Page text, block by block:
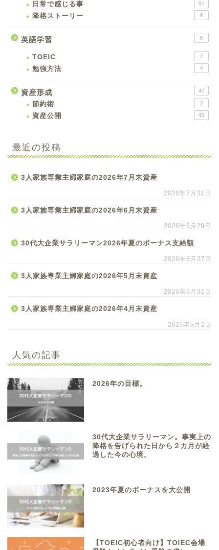
日常で感じる事 51
降格ストーリー 9
英語学習 8
TOEIC 4
勉強方法 4
資産形成 47
節約術 2
資産公開 45
最近の投稿
3人家族専業主婦家庭の2026年7月末資産
2026年7月31日
3人家族専業主婦家庭の2026年6月末資産
2026年6月29日
30代大企業サラリーマン2026年夏のボーナス支給額
2026年6月27日
3人家族専業主婦家庭の2026年5月末資産
2026年5月31日
3人家族専業主婦家庭の2026年4月末資産
2026年5月2日
人気の記事
2026年の目標。
30代大企業サラリーマン。事実上の
降格を告げられた日から２カ月が経
過した今の心境。
2023年夏のボーナスを大公開
【TOEIC初心者向け】TOIEC会場